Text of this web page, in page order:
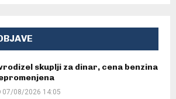
skuplji za dinar, cena benzina
07/08/2026 14:05